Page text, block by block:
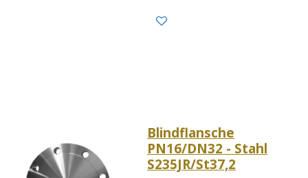
Blindflansche
PN16/DN32 - Stahl
S235JR/St37,2